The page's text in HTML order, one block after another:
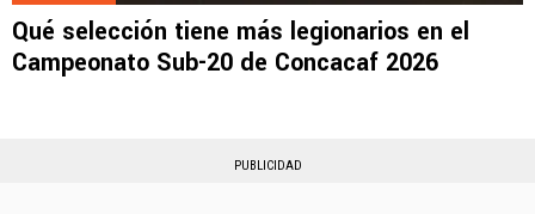
Qué selección tiene más legionarios en el
Campeonato Sub-20 de Concacaf 2026
PUBLICIDAD